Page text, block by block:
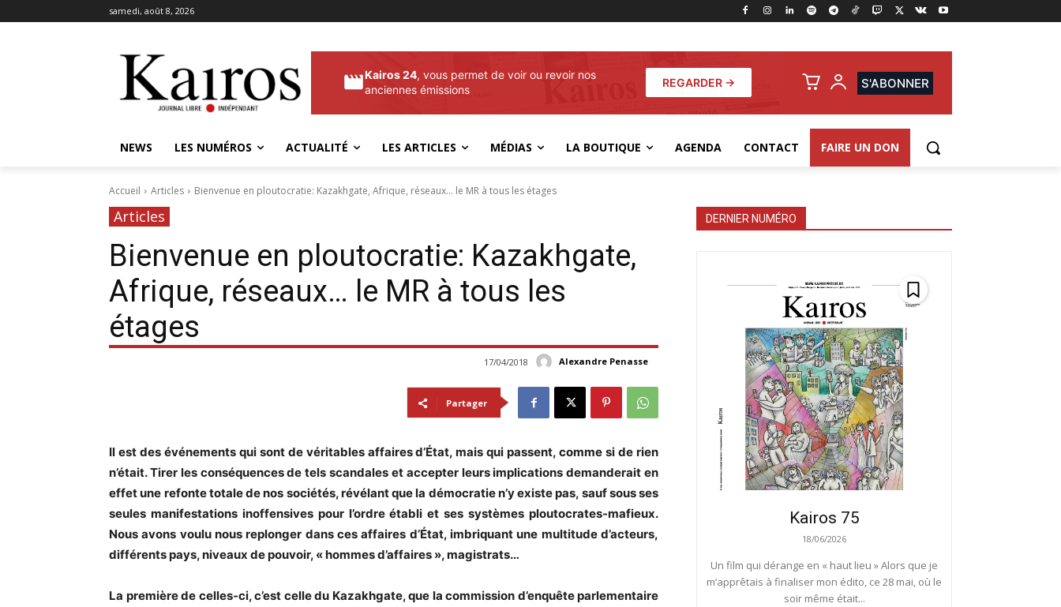
samedi, août 8, 2026
Kairos 24, vous permet de voir ou revoir nos
anciennes émissions
REGARDER → S'ABONNER
NEWS LES NUMÉROS ACTUALITÉ LES ARTICLES MÉDIAS LA BOUTIQUE AGENDA CONTACT FAIRE UN DON
Accueil Articles Bienvenue en ploutocratie: Kazakhgate, Afrique, réseaux… le MR à tous les étages
Articles
Bienvenue en ploutocratie: Kazakhgate,
Afrique, réseaux… le MR à tous les
étages
Alexandre Penasse
17/04/2018
Partager
Il est des événements qui sont de véritables affaires d’État, mais qui passent, comme si de rien
n’était. Tirer les conséquences de tels scandales et accepter leurs implications demanderait en
effet une refonte totale de nos sociétés, révélant que la démocratie n’y existe pas, sauf sous ses
seules manifestations inoffensives pour l’ordre établi et ses systèmes ploutocrates-mafieux.
Nous avons voulu nous replonger dans ces affaires d’État, imbriquant une multitude d’acteurs,
différents pays, niveaux de pouvoir, « hommes d’affaires », magistrats…
La première de celles-ci, c’est celle du Kazakhgate, que la commission d’enquête parlementaire
DERNIER NUMÉRO
Kairos 75
18/06/2026
Un film qui dérange en « haut lieu » Alors que je
m’apprêtais à finaliser mon édito, ce 28 mai, où le
soir même était...